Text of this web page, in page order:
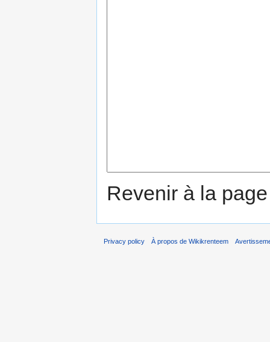
Revenir à la
Privacy policy À propos de Wikikrenteem